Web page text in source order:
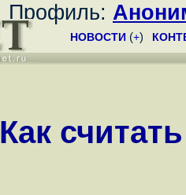
Профиль:
НОВОСТИ (+)
Как